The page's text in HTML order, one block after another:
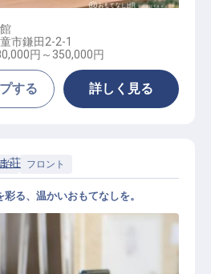
市鎌田2-2-1
円～ 350,000円
する 詳しく見る
泊 フロント
荘
彩る、温かいおもてなしを。